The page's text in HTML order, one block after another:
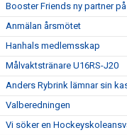
Booster Friends ny partner
Anmälan årsmötet
Hanhals medlemsskap
Målvaktstränare U16RS-J20
Anders Rybrink lämnar sin
Valberedningen
Vi söker en